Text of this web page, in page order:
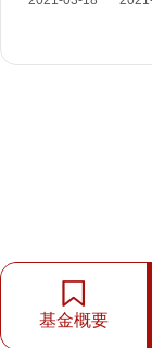
基金概要